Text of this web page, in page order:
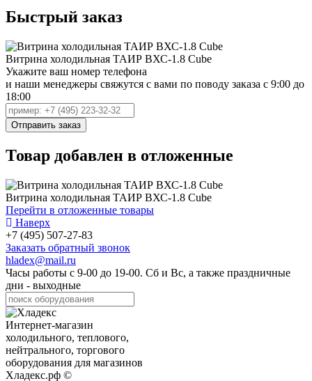
Быстрый заказ
Витрина холодильная ТАИР ВХС-1.8 Cube
Укажите ваш номер телефона
и наши менеджеры свяжутся с вами по поводу заказа с 9:00 до
18:00
Товар добавлен в отложенные
Витрина холодильная ТАИР ВХС-1.8 Cube
Перейти в отложенные товары
Наверх
+7 (495) 507-27-83
Заказать обратный звонок
hladex@mail.ru
Часы работы с 9-00 до 19-00. Сб и Вс, а также праздничные
дни - выходные
Интернет-магазин
холодильного, теплового,
нейтрального, торгового
оборудования для магазинов
Хладекс.рф ©